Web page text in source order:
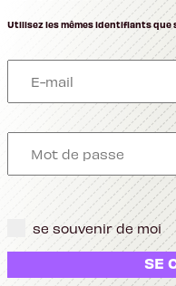
Utilisez les mêmes identifiants que
se souvenir de moi
SE